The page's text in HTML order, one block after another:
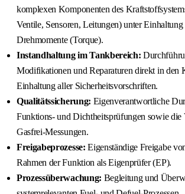
komplexen Komponenten des
Ventile, Sensoren, Leitungen) unter Einhaltung
Drehmomente (Torque).
Instandhaltung im Tankbereich:
Modifikationen und Reparaturen direkt in den
Einhaltung aller Sicherheitsvorschriften.
Qualitätssicherung: Eigenverantwortliche
Funktions- und Dichtheitsprüfungen sowie die
Gasfrei-Messungen.
Freigabeprozesse: Eigenständige Freigabe
Rahmen der Funktion als Eigenprüfer (EP).
Prozessüberwachung: Begleitung und